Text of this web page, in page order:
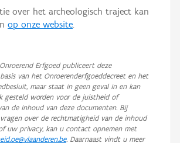
over het archeologisch traject kan
op onze website.
Erfgoed publiceert deze
van het Onroerenderfgoeddecreet en het
maar staat in geen geval in en kan
gesteld worden voor de juistheid of
de inhoud van deze documenten. Bij
over de rechtmatigheid van de inhoud
uw privacy, kan u contact opnemen met
. Daarnaast vindt u meer